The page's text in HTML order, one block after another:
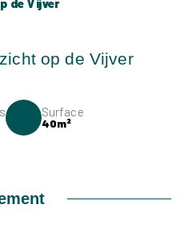
de Vijver
Surface
40m²